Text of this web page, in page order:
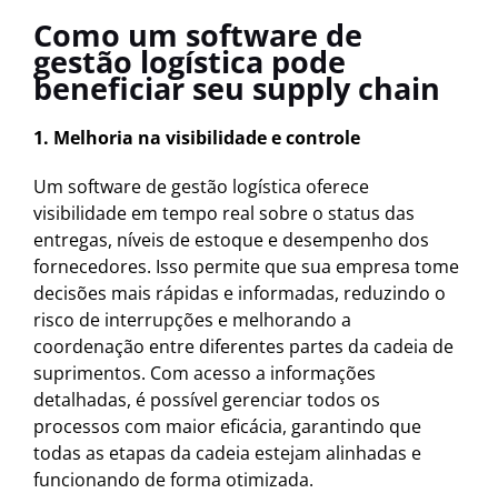
Como um software de
gestão logística pode
beneficiar seu supply chain
1. Melhoria na visibilidade e controle
Um software de gestão logística oferece
visibilidade em tempo real sobre o status das
entregas, níveis de estoque e desempenho dos
fornecedores. Isso permite que sua empresa tome
decisões mais rápidas e informadas, reduzindo o
risco de interrupções e melhorando a
coordenação entre diferentes partes da cadeia de
suprimentos. Com acesso a informações
detalhadas, é possível gerenciar todos os
processos com maior eficácia, garantindo que
todas as etapas da cadeia estejam alinhadas e
funcionando de forma otimizada.